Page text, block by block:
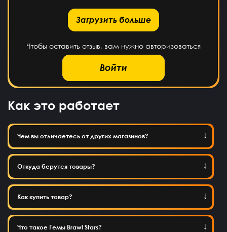
Загрузить больше
Чтобы оставить отзыв, вам нужно авторизоваться
Войти
Как это работает
Чем вы отличаетесь от других магазинов?
Откуда берутся товары?
Как купить товар?
Что такое Гемы Brawl Stars?